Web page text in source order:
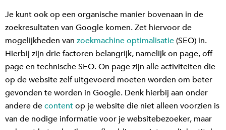
Je kunt ook op een organische manier bovenaan in de
zoekresultaten van Google komen. Zet hiervoor de
mogelijkheden van zoekmachine optimalisatie(SEO) in.
Hierbij zijn drie factoren belangrijk, namelijk on page, off
page en technische SEO. On page zijn alle activiteiten die
op de website zelf uitgevoerd moeten worden om beter
gevonden te worden in Google. Denk hierbij aan onder
andere decontentop je website die niet alleen voorzien is
van de nodige informatie voor je websitebezoeker, maar